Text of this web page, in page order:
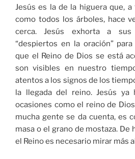
Jesús es la de la higuera que,
como todos los árboles, hace
cerca. Jesús exhorta a
“despiertos en la oración”
que el Reino de Dios se está
son visibles en nuestro
atentos a los signos de los
la llegada del reino. Jesús ya
ocasiones como el reino de
mucha gente se da cuenta, es
masa o el grano de mostaza. De
el Reino es necesario mirar más